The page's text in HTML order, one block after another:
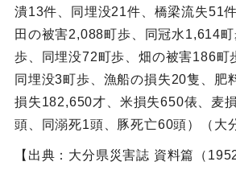
潰13件、同埋没21件、橋梁流失51
田の被害2,088町歩、同冠水1,614
歩、同埋没72町歩、畑の被害186町
同埋没3町歩、漁船の損失20隻、肥
損失182,650才、米損失650俵、麦
頭、同溺死1頭、豚死亡60頭）（大
【出典：大分県災害誌 資料篇（